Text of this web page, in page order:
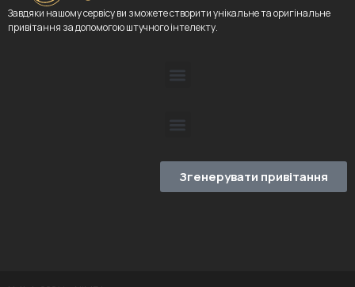
Завдяки нашому сервісу ви зможете створити унікальне та оригінальне
привітання за допомогою штучного інтелекту.
Згенерувати привітання